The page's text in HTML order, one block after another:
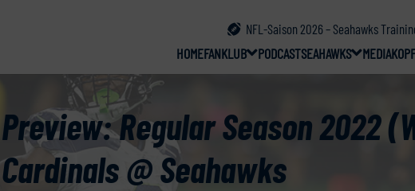
NFL-Saison 2026 – Seahawks
HOMEFANKLUB PODCASTSEAHAWKS MEDIA
Preview: Regular Season 2022
Cardinals @ Seahawks